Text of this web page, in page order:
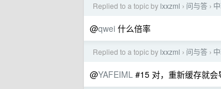
Replied to a topic by lxxzml › 问与答 ›
@qwei 什么倍率
Replied to a topic by lxxzml › 问与答 ›
@YAFEIML #15 对，重新缓存就